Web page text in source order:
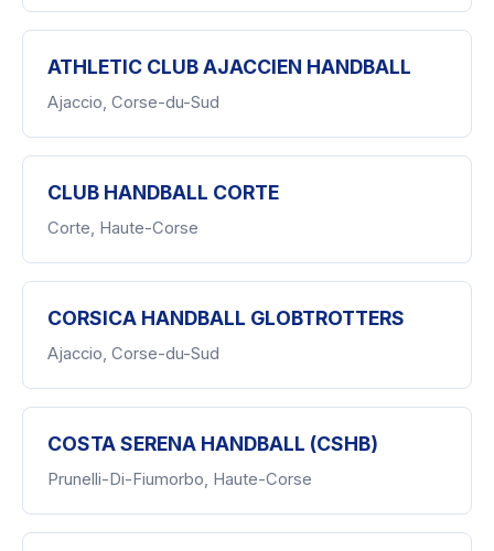
ATHLETIC CLUB AJACCIEN HANDBALL
Ajaccio, Corse-du-Sud
CLUB HANDBALL CORTE
Corte, Haute-Corse
CORSICA HANDBALL GLOBTROTTERS
Ajaccio, Corse-du-Sud
COSTA SERENA HANDBALL (CSHB)
Prunelli-Di-Fiumorbo, Haute-Corse